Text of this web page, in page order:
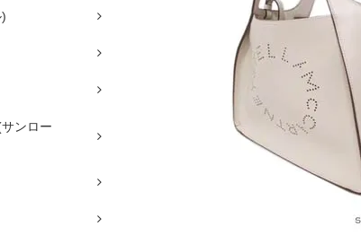
ンロー